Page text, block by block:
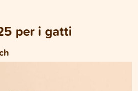
per i gatti